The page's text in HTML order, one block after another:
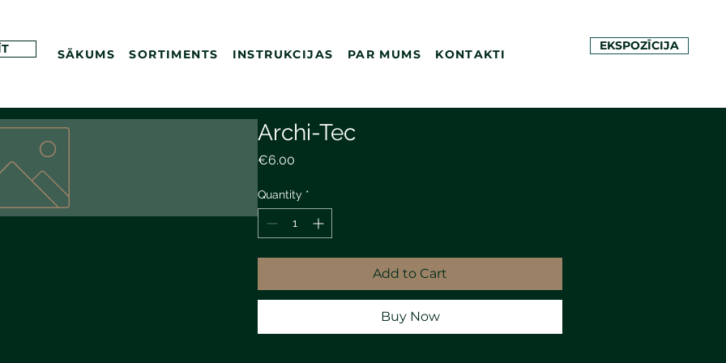
SĀKUMS SORTIMENTS INSTRUKCIJAS PAR MUMS KONTAKTI
EKSPOZĪCIJA
Archi-Tec
€6.00
Quantity *
Add to Cart
Buy Now